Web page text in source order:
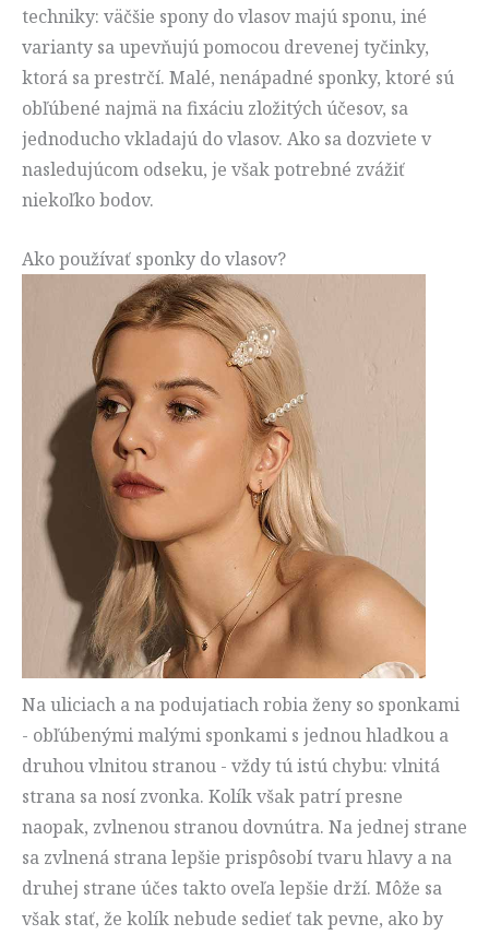
techniky: väčšie spony do vlasov majú sponu, iné
varianty sa upevňujú pomocou drevenej tyčinky,
ktorá sa prestrčí. Malé, nenápadné sponky, ktoré sú
obľúbené najmä na fixáciu zložitých účesov, sa
jednoducho vkladajú do vlasov. Ako sa dozviete v
nasledujúcom odseku, je však potrebné zvážiť
niekoľko bodov.
Ako používať sponky do vlasov?
Na uliciach a na podujatiach robia ženy so sponkami
- obľúbenými malými sponkami s jednou hladkou a
druhou vlnitou stranou - vždy tú istú chybu: vlnitá
strana sa nosí zvonka. Kolík však patrí presne
naopak, zvlnenou stranou dovnútra. Na jednej strane
sa zvlnená strana lepšie prispôsobí tvaru hlavy a na
druhej strane účes takto oveľa lepšie drží. Môže sa
však stať, že kolík nebude sedieť tak pevne, ako by